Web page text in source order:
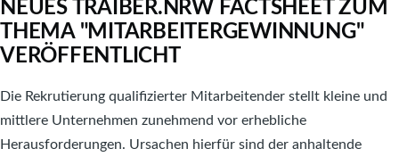
Generative
Künstliche
Intelligenz
effizient
in
der
NEUES TRAIBER.NRW FACTSHEET ZUM
THEMA "MITARBEITERGEWINNUNG"
VERÖFFENTLICHT
Die Rekrutierung qualifizierter Mitarbeitender stellt kleine und
mittlere Unternehmen zunehmend vor erhebliche
Herausforderungen. Ursachen hierfür sind der anhaltende